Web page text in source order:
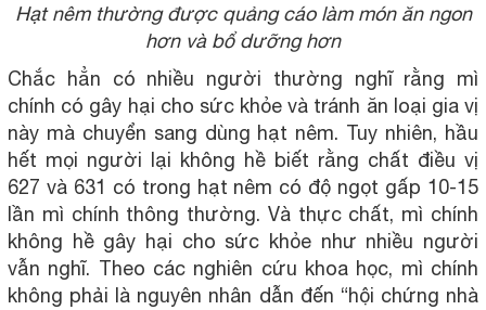
Hạt nêm thường được quảng cáo làm món ăn ngon
hơn và bổ dưỡng hơn
Chắc hẳn có nhiều người thường nghĩ rằng mì
chính có gây hại cho sức khỏe và tránh ăn loại gia vị
này mà chuyển sang dùng hạt nêm. Tuy nhiên, hầu
hết mọi người lại không hề biết rằng chất điều vị
627 và 631 có trong hạt nêm có độ ngọt gấp 10-15
lần mì chính thông thường. Và thực chất, mì chính
không hề gây hại cho sức khỏe như nhiều người
vẫn nghĩ. Theo các nghiên cứu khoa học, mì chính
không phải là nguyên nhân dẫn đến “hội chứng nhà